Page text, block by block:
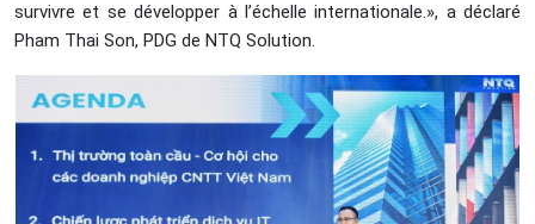
survivre et se développer à l’échelle internationale.», a déclaré
Pham Thai Son, PDG de NTQ Solution.